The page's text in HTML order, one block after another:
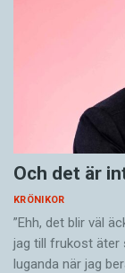
Och det är
KRÖNIKOR
”Ehh, det blir väl
jag till frukost äter
luganda när jag